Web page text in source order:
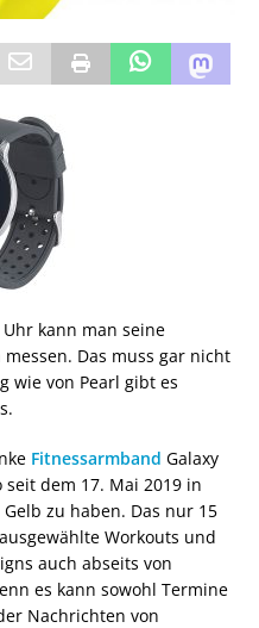
kann man seine
Das muss gar nicht
wie von Pearl gibt es
Fitnessarmband Galaxy
seit dem 17. Mai 2019 in
zu haben. Das nur 15
Workouts und
auch abseits von
es kann sowohl Termine
Nachrichten von